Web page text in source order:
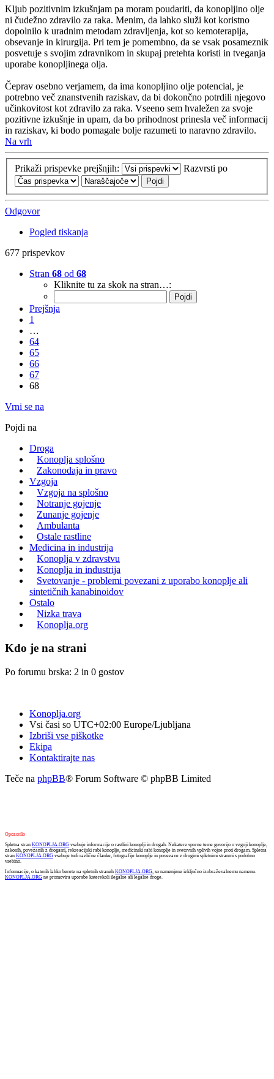
Kljub pozitivnim izkušnjam pa moram poudariti, da konopljino olje
ni čudežno zdravilo za raka. Menim, da lahko služi kot koristno
dopolnilo k uradnim metodam zdravljenja, kot so kemoterapija,
obsevanje in kirurgija. Pri tem je pomembno, da se vsak posameznik
posvetuje s svojim zdravnikom in skupaj pretehta koristi in tveganja
uporabe konopljinega olja.
Čeprav osebno verjamem, da ima konopljino olje potencial, je
potrebno več znanstvenih raziskav, da bi dokončno potrdili njegovo
učinkovitost kot zdravilo za raka. Vseeno sem hvaležen za svoje
pozitivne izkušnje in upam, da bo prihodnost prinesla več informacij
in raziskav, ki bodo pomagale bolje razumeti to naravno zdravilo.
Na vrh
Prikaži prispevke prejšnjih: Razvrsti po
Odgovor
Pogled tiskanja
677 prispevkov
Stran 68 od 68
Kliknite tu za skok na stran…:
Prejšnja
1
…
64
65
66
67
68
Vrni se na
Pojdi na
Droga
Konoplja splošno
Zakonodaja in pravo
Vzgoja
Vzgoja na splošno
Notranje gojenje
Zunanje gojenje
Ambulanta
Ostale rastline
Medicina in industrija
Konoplja v zdravstvu
Konoplja in industrija
Svetovanje - problemi povezani z uporabo konoplje ali
sintetičnih kanabinoidov
Ostalo
Nizka trava
Konoplja.org
Kdo je na strani
Po forumu brska: 2 in 0 gostov
Konoplja.org
Vsi časi so UTC+02:00 Europe/Ljubljana
Izbriši vse piškotke
Ekipa
Kontaktirajte nas
Teče na phpBB® Forum Software © phpBB Limited
Opozorilo
Spletna stran KONOPLJA.ORG vsebuje informacije o rastlini konoplji in drogah. Nekatere sporne teme govorijo o vzgoji konoplje,
zakonih, povezanih z drogami, rekreacijski rabi konoplje, medicinski rabi konoplje in svetovnih vplivih vojne proti drogam. Spletna
stran KONOPLJA.ORG vsebuje tudi različne članke, fotografije konoplje in povezave z drugimi spletnimi stranmi s podobno
vsebino.
Informacije, o katerih lahko berete na spletnih straneh KONOPLJA.ORG, so namenjene izključno izobraževalnemu namenu.
KONOPLJA.ORG ne promovira uporabe katerekoli ilegalne ali legalne droge.